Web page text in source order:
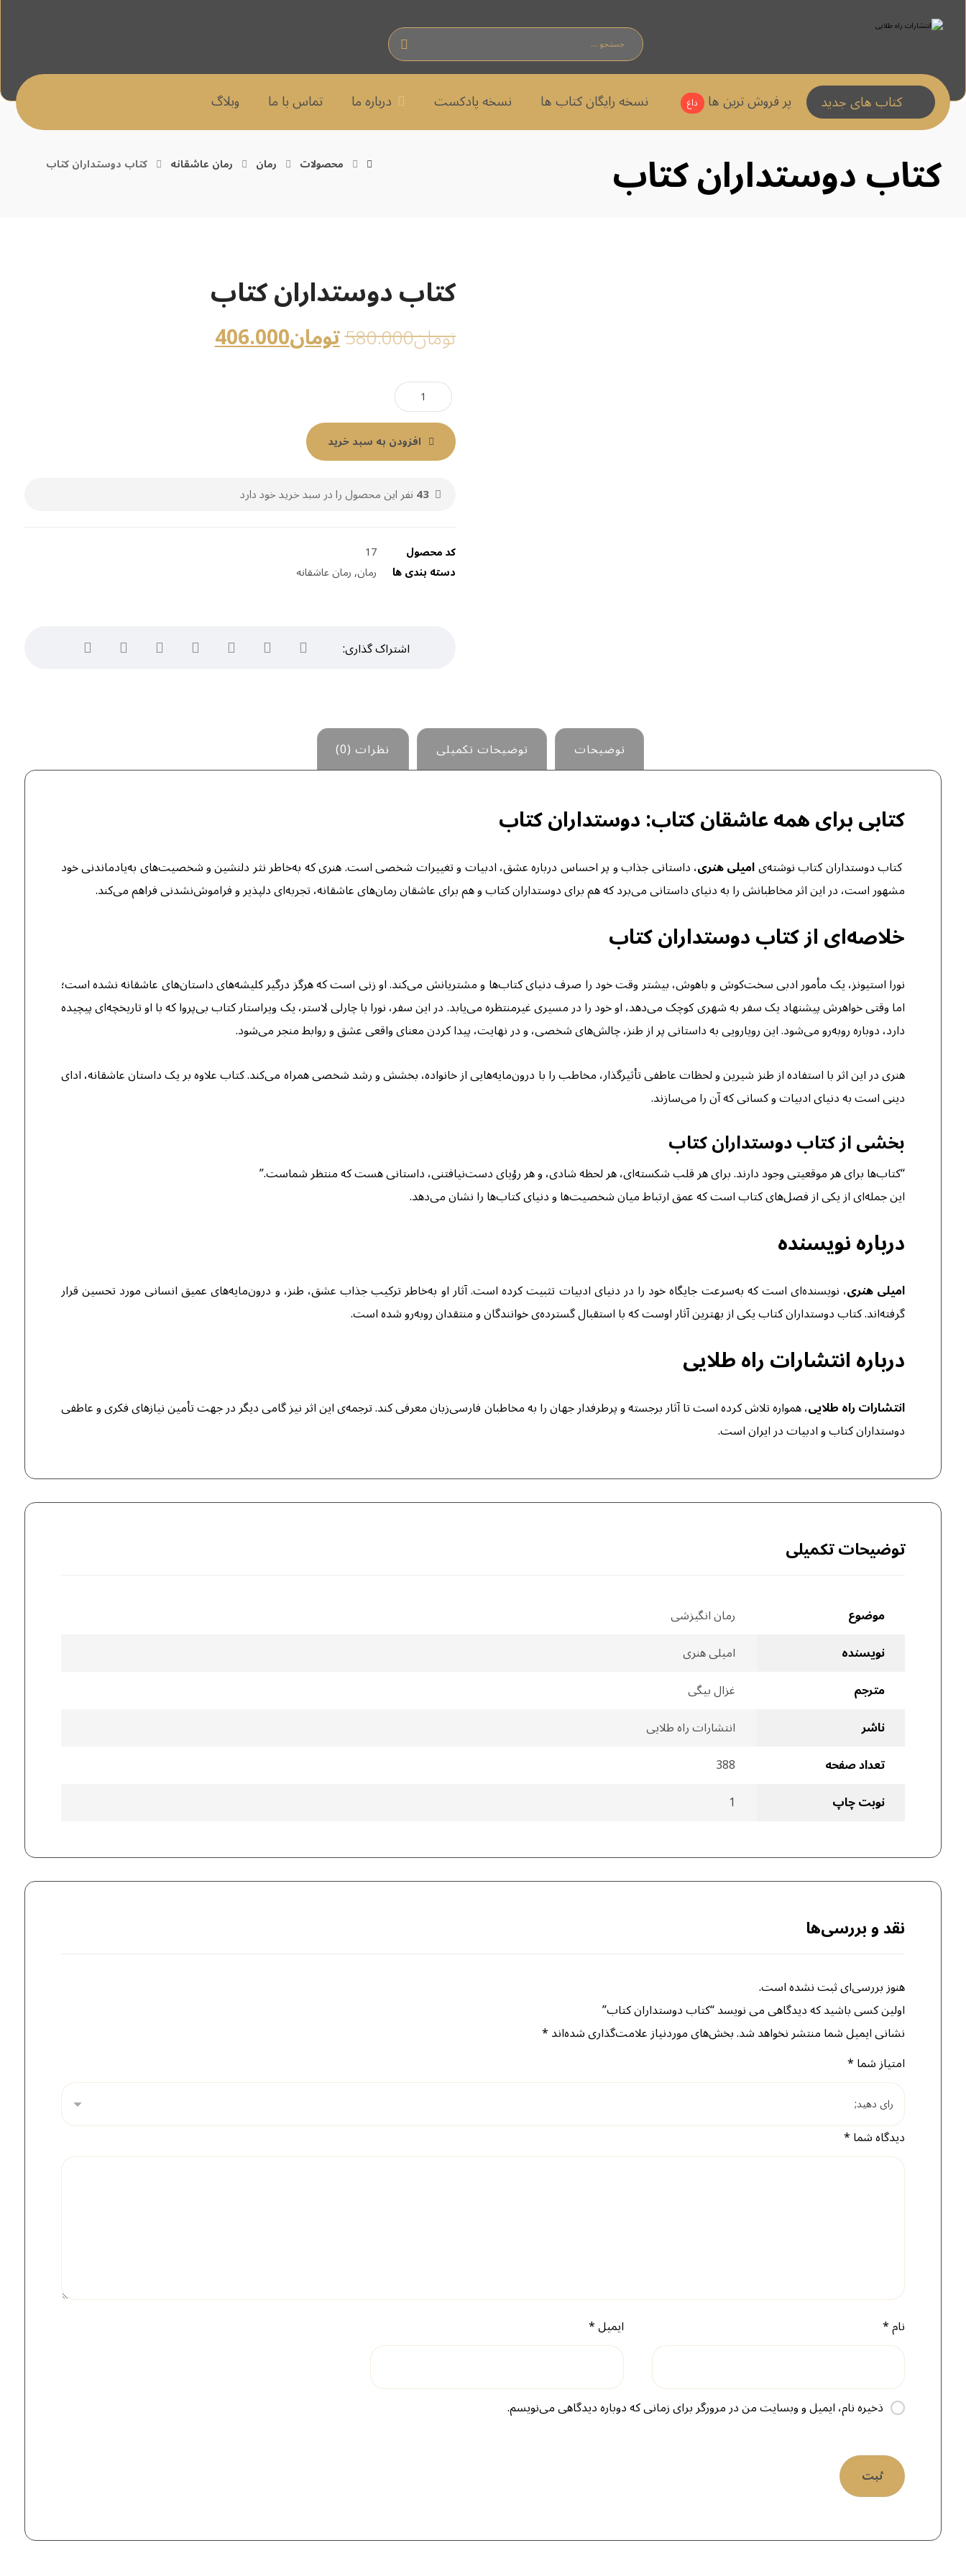
کتاب های جدید پر فروش ترین ها داغ نسخه رایگان کتاب ها نسخه پادکست درباره ما تماس با ما وبلاگ
کتاب دوستداران کتاب محصولات رمان رمان عاشقانه کتاب دوستداران کتاب
کتاب دوستداران کتاب
تومان580.000تومان406.000
افزودن به سبد خرید
43نفر این محصول را در سبد خرید خود دارد
کد محصول
17
دسته بندی ها
رمان,رمان عاشقانه
توضیحات توضیحات تکمیلی نظرات (0)
کتابی برای همه عاشقان کتاب: دوستداران کتاب
کتاب دوستداران کتاب نوشته‌یامیلی هنری، داستانی جذاب و پر احساس درباره عشق، ادبیات و تغییرات شخصی است. هنری که به‌خاطر نثر دلنشین و شخصیت‌های به‌یادماندنی خود
مشهور است، در این اثر مخاطبانش را به دنیای داستانی می‌برد که هم برای دوستداران کتاب و هم برای عاشقان رمان‌های عاشقانه، تجربه‌ای دلپذیر و فراموش‌نشدنی فراهم می‌کند.
خلاصه‌ای از کتاب دوستداران کتاب
نورا استیونز، یک مأمور ادبی سخت‌کوش و باهوش، بیشتر وقت خود را صرف دنیای کتاب‌ها و مشتریانش می‌کند. او زنی است که هرگز درگیر کلیشه‌های داستان‌های عاشقانه نشده است؛
اما وقتی خواهرش پیشنهاد یک سفر به شهری کوچک می‌دهد، او خود را در مسیری غیرمنتظره می‌یابد. در این سفر، نورا با چارلی لاستر، یک ویراستار کتاب بی‌پروا که با او تاریخچه‌ای پیچیده
دارد، دوباره روبه‌رو می‌شود. این رویارویی به داستانی پر از طنز، چالش‌های شخصی، و در نهایت، پیدا کردن معنای واقعی عشق و روابط منجر می‌شود.
هنری در این اثر با استفاده از طنز شیرین و لحظات عاطفی تأثیرگذار، مخاطب را با درون‌مایه‌هایی از خانواده، بخشش و رشد شخصی همراه می‌کند. کتاب علاوه بر یک داستان عاشقانه، ادای
دینی است به دنیای ادبیات و کسانی که آن را می‌سازند.
بخشی از کتاب دوستداران کتاب
“کتاب‌ها برای هر موقعیتی وجود دارند. برای هر قلب شکسته‌ای، هر لحظه شادی، و هر رؤیای دست‌نیافتنی، داستانی هست که منتظر شماست.”
این جمله‌ای از یکی از فصل‌های کتاب است که عمق ارتباط میان شخصیت‌ها و دنیای کتاب‌ها را نشان می‌دهد.
درباره نویسنده
امیلی هنری، نویسنده‌ای است که به‌سرعت جایگاه خود را در دنیای ادبیات تثبیت کرده است. آثار او به‌خاطر ترکیب جذاب عشق، طنز، و درون‌مایه‌های عمیق انسانی مورد تحسین قرار
گرفته‌اند. کتاب دوستداران کتاب یکی از بهترین آثار اوست که با استقبال گسترده‌ی خوانندگان و منتقدان روبه‌رو شده است.
درباره انتشارات راه طلایی
انتشارات راه طلایی، همواره تلاش کرده است تا آثار برجسته و پرطرفدار جهان را به مخاطبان فارسی‌زبان معرفی کند. ترجمه‌ی این اثر نیز گامی دیگر در جهت تأمین نیازهای فکری و عاطفی
دوستداران کتاب و ادبیات در ایران است.
توضیحات تکمیلی
موضوع
رمان انگیزشی
نویسنده
امیلی هنری
مترجم
غزال بیگی
ناشر
انتشارات راه طلایی
تعداد صفحه
388
نوبت چاپ
1
نقد و بررسی‌ها
هنوز بررسی‌ای ثبت نشده است.
اولین کسی باشید که دیدگاهی می نویسد “کتاب دوستداران کتاب”
نشانی ایمیل شما منتشر نخواهد شد.بخش‌های موردنیاز علامت‌گذاری شده‌اند*
امتیاز شما*
دیدگاه شما*
نام* ایمیل*
ذخیره نام، ایمیل و وبسایت من در مرورگر برای زمانی که دوباره دیدگاهی می‌نویسم.
ثبت